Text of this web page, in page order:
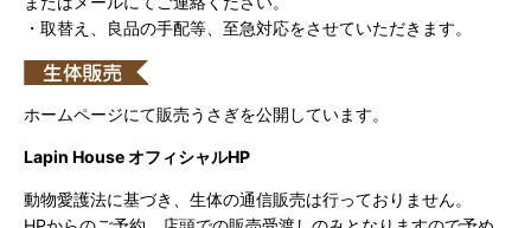
・取替え、良品の手配等、至急対応をさせていただきます。
ホームページにて販売うさぎを公開しています。
Lapin House オフィシャルHP
動物愛護法に基づき、生体の通信販売は行っておりません。